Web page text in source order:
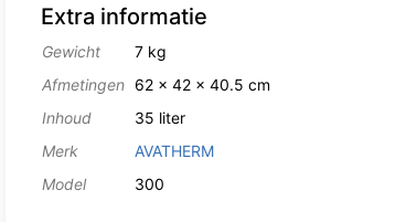
Extra informatie
Gewicht
7 kg
Afmetingen
62 × 42 × 40.5 cm
Inhoud
35 liter
Merk
AVATHERM
Model
300